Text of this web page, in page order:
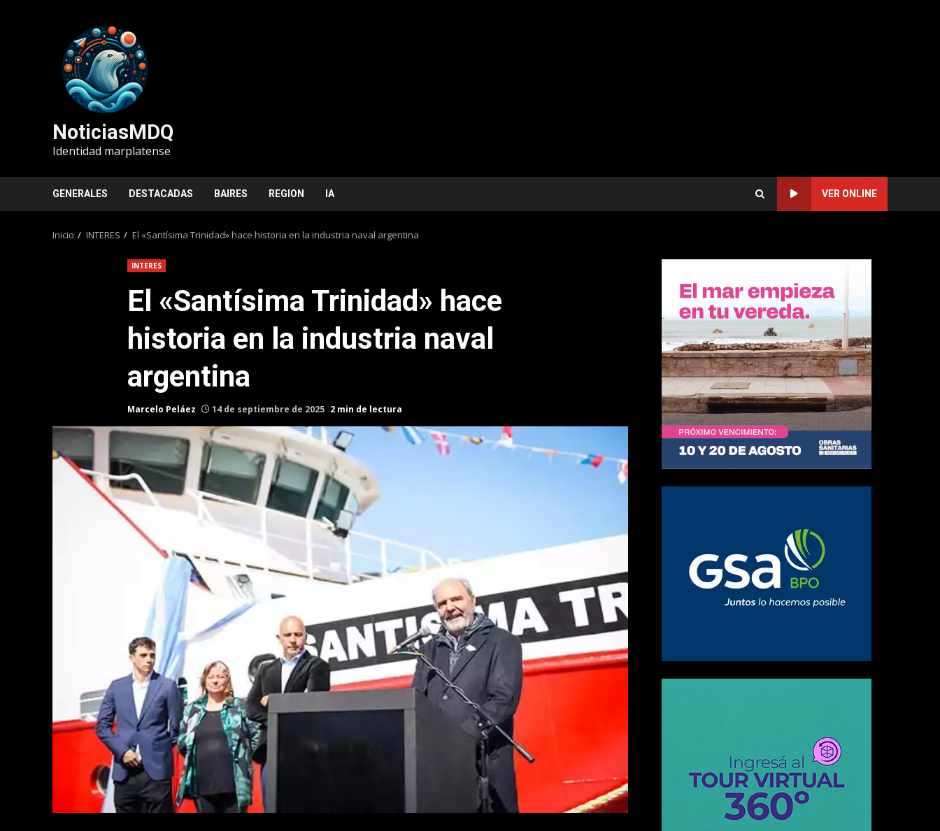
NoticiasMDQ
Identidad marplatense
GENERALES DESTACADAS BAIRES REGION IA VER ONLINE
Inicio INTERES El «Santísima Trinidad» hace historia en la industria naval argentina
INTERES
El «Santísima Trinidad» hace
historia en la industria naval
argentina
Marcelo Peláez 14 de septiembre de 2025 2 min de lectura